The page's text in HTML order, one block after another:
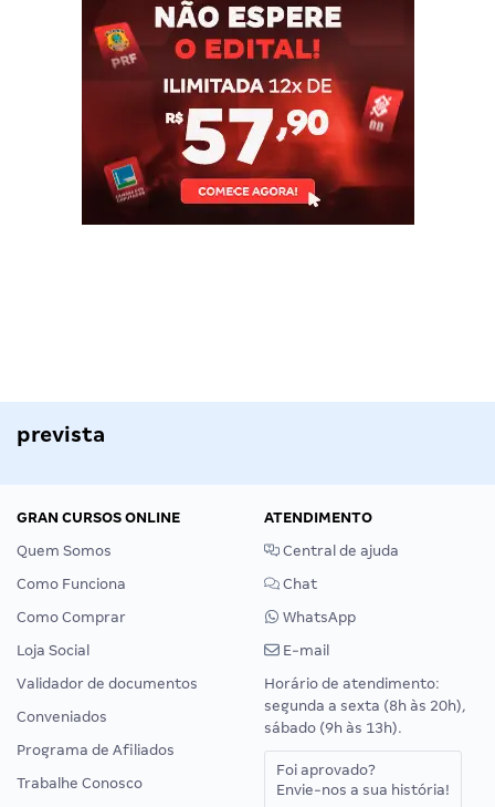
prevista
GRAN CURSOS ONLINE
Quem Somos
Como Funciona
Como Comprar
Loja Social
Validador de documentos
Conveniados
Programa de Afiliados
Trabalhe Conosco
ATENDIMENTO
Central de ajuda
Chat
WhatsApp
E-mail
Horário de atendimento:
segunda a sexta (8h às 20h),
sábado (9h às 13h).
Foi aprovado?
Envie-nos a sua história!